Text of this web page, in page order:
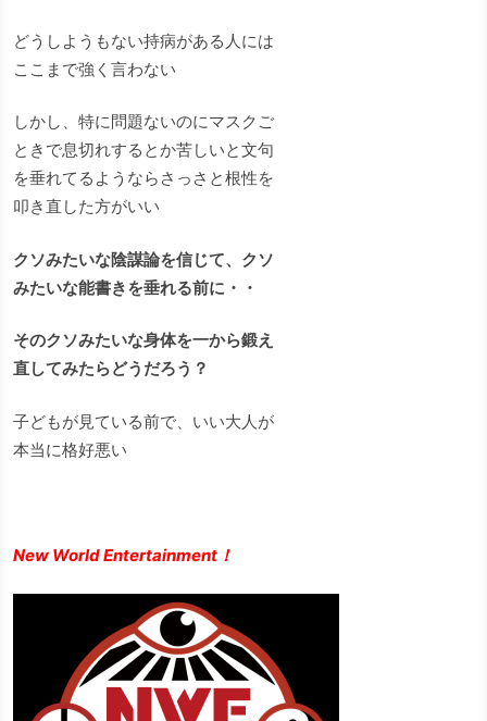
どうしようもない持病がある人には
ここまで強く言わない
しかし、特に問題ないのにマスクご
ときで息切れするとか苦しいと文句
を垂れてるようならさっさと根性を
叩き直した方がいい
クソみたいな陰謀論を信じて、クソ
みたいな能書きを垂れる前に・・
そのクソみたいな身体を一から鍛え
直してみたらどうだろう？
子どもが見ている前で、いい大人が
本当に格好悪い
New World Entertainment！